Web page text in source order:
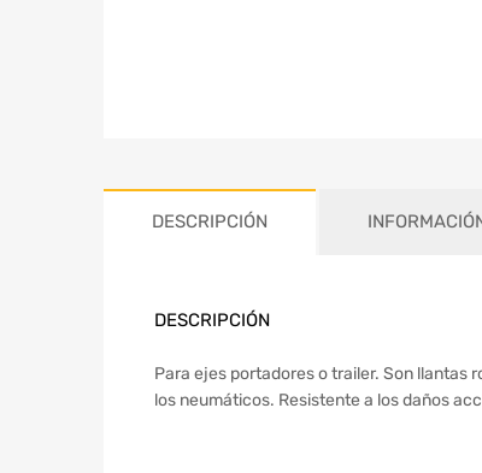
DESCRIPCIÓN
DESCRIPCIÓN
Para ejes portadores o trailer. Son llantas
los neumáticos. Resistente a los daños